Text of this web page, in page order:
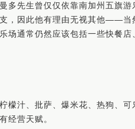
多先生曾仅仅依靠南加州五旗
，因此他有理由无视其他——
场通常仍然应该包括一些快餐店
檬汁、批萨、爆米花、热狗、
经营天赋。